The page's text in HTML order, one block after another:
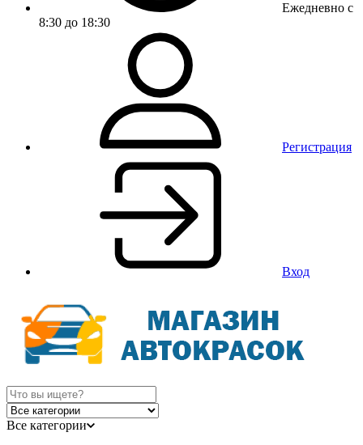
Ежедневно с
8:30 до 18:30
Регистрация
Вход
Все категории